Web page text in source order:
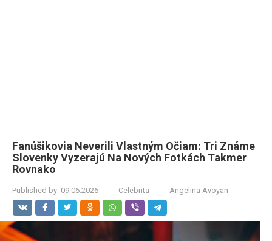
Fanúšikovia Neverili Vlastným Očiam: Tri Známe
Slovenky Vyzerajú Na Nových Fotkách Takmer
Rovnako
Published by: 09.06.2026 Celebrita Angelina Avoyan